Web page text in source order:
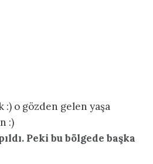
:) o gözden gelen yaşa
:)
Peki bu bölgede başka